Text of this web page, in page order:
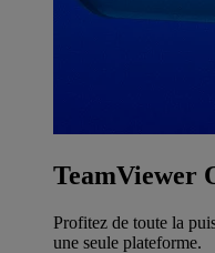
TeamViewer
Profitez de toute la
une seule plateforme.